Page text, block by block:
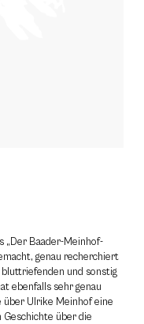
„Der Baader-Meinhof-
genau recherchiert
und sonstig
ebenfalls sehr genau
über Ulrike Meinhof eine
über die